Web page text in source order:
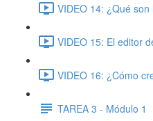
VIDEO 14: ¿Qué
VIDEO 15: El editor
VIDEO 16: ¿Cómo
TAREA 3 - Módulo 1